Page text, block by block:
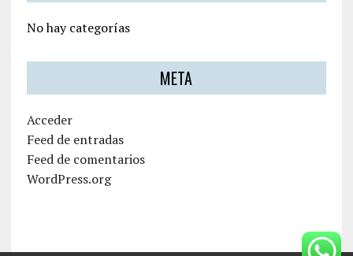
No hay categorías
META
Acceder
Feed de entradas
Feed de comentarios
WordPress.org